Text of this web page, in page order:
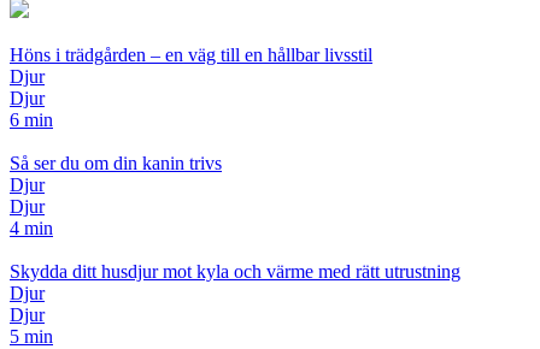
Höns i trädgården – en väg till en hållbar livsstil
Djur
Djur
6 min
Så ser du om din kanin trivs
Djur
Djur
4 min
Skydda ditt husdjur mot kyla och värme med rätt utrustning
Djur
Djur
5 min